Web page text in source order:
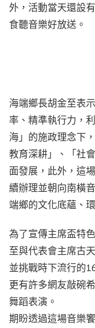
外，活動當天還設
食聽音樂好放送。
海端鄉長胡金至表
率、精準執行力，
海」的施政理念下
教育深耕」、「社
面發展，此外，這
續辦理並朝向南橫
端鄉的文化底蘊、
為了宣傳主席盃特
至與代表會主席古
並挑戰時下流行的
更有許多網友敲碗
舞蹈表演。
期盼透過這場音樂